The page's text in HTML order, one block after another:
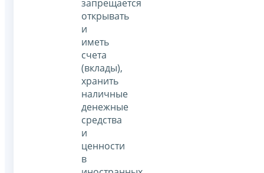
запрещается
открывать
и
иметь
счета
(вклады),
хранить
наличные
денежные
средства
и
ценности
в